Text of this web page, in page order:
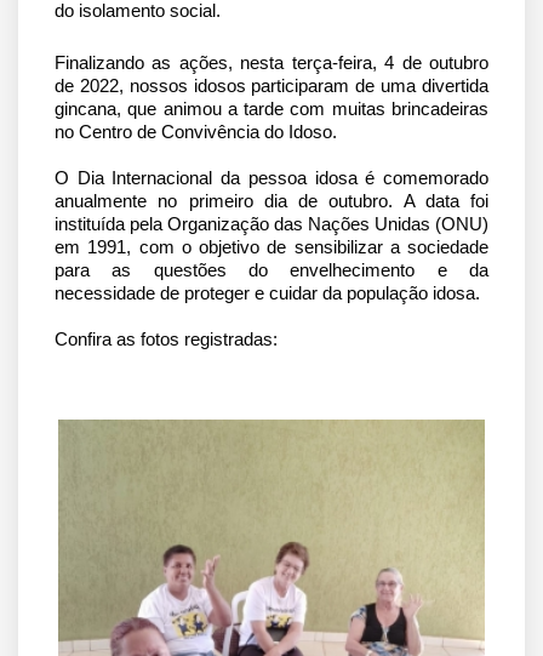
do isolamento social.
Finalizando as ações, nesta terça-feira, 4 de outubro
de 2022, nossos idosos participaram de uma divertida
gincana, que animou a tarde com muitas brincadeiras
no Centro de Convivência do Idoso.
O Dia Internacional da pessoa idosa é comemorado
anualmente no primeiro dia de outubro. A data foi
instituída pela Organização das Nações Unidas (ONU)
em 1991, com o objetivo de sensibilizar a sociedade
para as questões do envelhecimento e da
necessidade de proteger e cuidar da população idosa.
Confira as fotos registradas: